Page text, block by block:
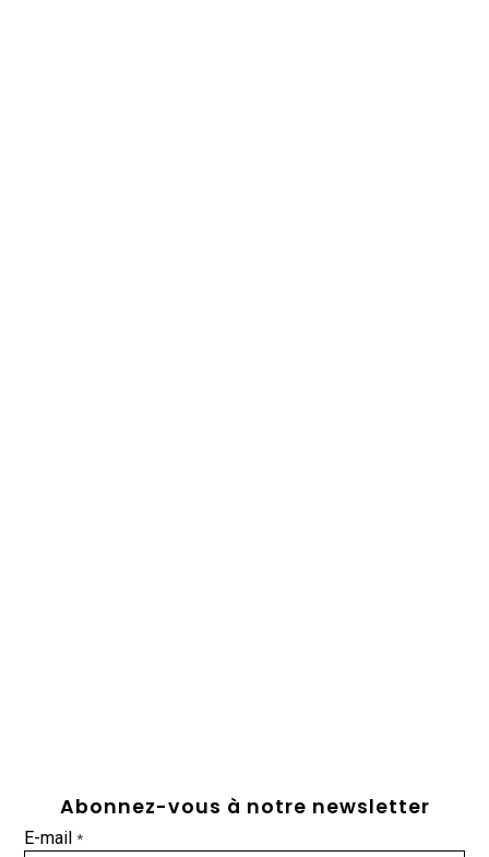
Abonnez-vous à notre newsletter
E-mail*